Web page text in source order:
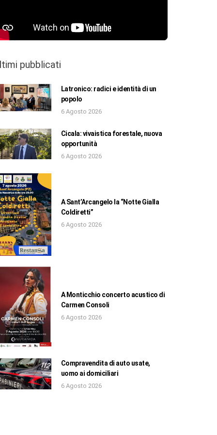
pubblicati
Latronico: radici e identità di un
popolo
6 Agosto 2026
Cicala: vivaistica forestale, nuova
opportunità
6 Agosto 2026
A Sant’Arcangelo la “Notte Gialla
Coldiretti”
6 Agosto 2026
A Monticchio concerto acustico di
Carmen Consoli
6 Agosto 2026
Compravendita di auto usate,
uomo ai domiciliari
6 Agosto 2026